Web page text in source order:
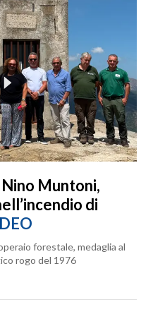
Muntoni,
di
forestale, medaglia al
rogo del 1976